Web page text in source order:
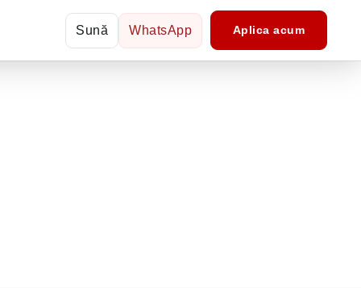
Sună WhatsApp Aplica acum